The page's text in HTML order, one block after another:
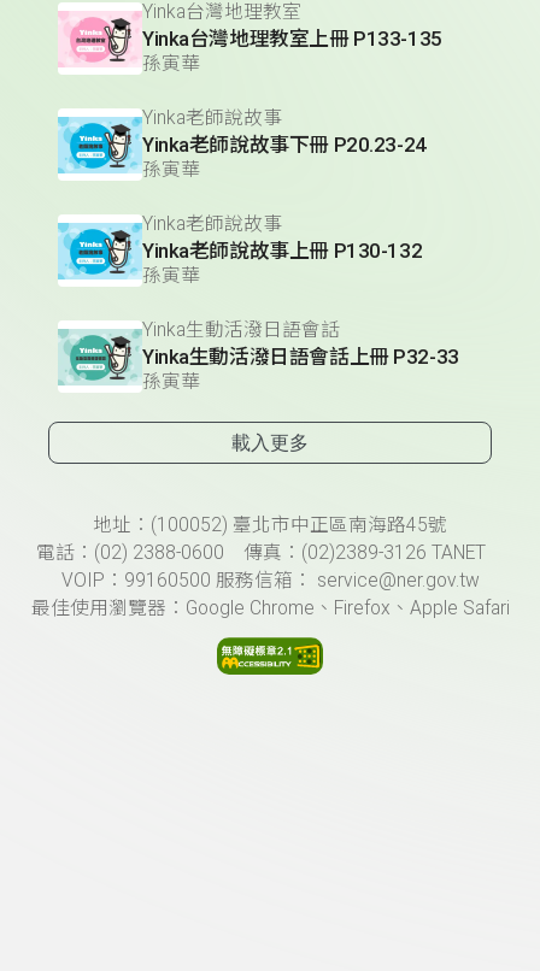
Yinka台灣地理教室
Yinka台灣地理教室上冊 P133-135
孫寅華
Yinka老師說故事
Yinka老師說故事下冊 P20.23-24
孫寅華
Yinka老師說故事
Yinka老師說故事上冊 P130-132
孫寅華
Yinka生動活潑日語會話
Yinka生動活潑日語會話上冊 P32-33
孫寅華
載入更多
頁尾資訊地址：(100052) 臺北市中正區南海路45號
電話：(02) 2388-0600 傳真：(02)2389-3126 TANET
VOIP：99160500 服務信箱： service@ner.gov.tw
最佳使用瀏覽器：Google Chrome、Firefox、Apple Safari